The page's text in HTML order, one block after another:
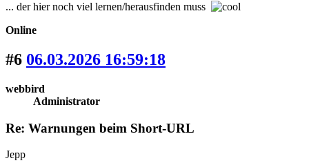
... der hier noch viel lernen/herausfinden muss
Online
#6 06.03.2026 16:59:18
webbird
Administrator
Re: Warnungen beim Short-URL
Jepp